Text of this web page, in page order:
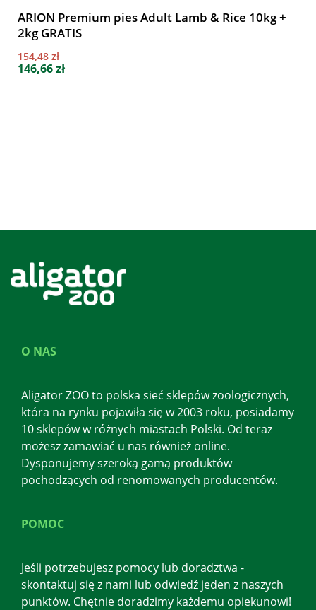
ARION Premium pies Adult Lamb & Rice 10kg +
2kg GRATIS
154,48 zł
146,66 zł
O NAS
Aligator ZOO to polska sieć sklepów zoologicznych,
która na rynku pojawiła się w 2003 roku, posiadamy
10 sklepów w różnych miastach Polski. Od teraz
możesz zamawiać u nas również online.
Dysponujemy szeroką gamą produktów
pochodzących od renomowanych producentów.
POMOC
Jeśli potrzebujesz pomocy lub doradztwa -
skontaktuj się z nami lub odwiedź jeden z naszych
punktów. Chętnie doradzimy każdemu opiekunowi!